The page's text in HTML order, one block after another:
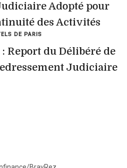
Adopté pour
des Activités
DE PARIS
Report du Délibéré de
Judiciaire